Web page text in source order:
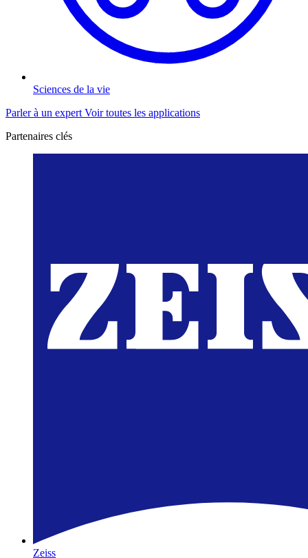
Sciences de la vie
Parler à un expert Voir toutes les applications
Partenaires clés
Zeiss